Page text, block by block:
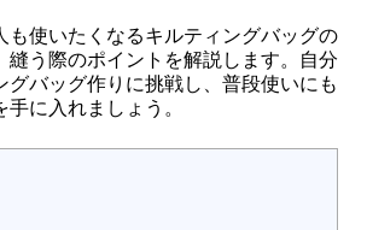
も使いたくなるキルティングバッグの
縫う際のポイントを解説します。自分
グバッグ作りに挑戦し、普段使いにも
に入れましょう。